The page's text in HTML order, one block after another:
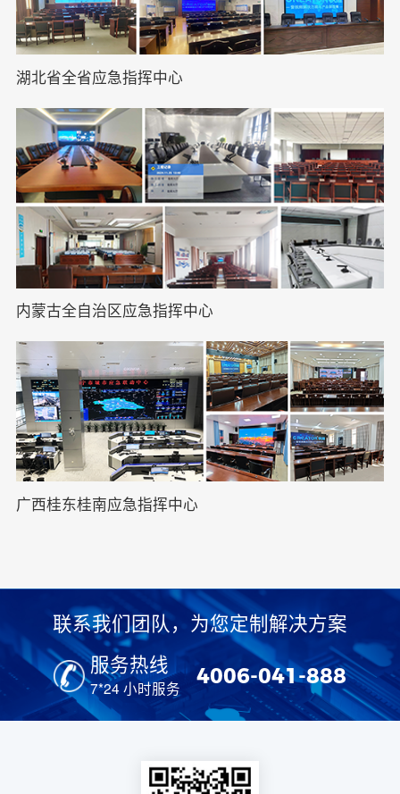
湖北省全省应急指挥中心
内蒙古全自治区应急指挥中心
广西桂东桂南应急指挥中心
联系我们团队，为您定制解决方案
服务热线
7*24 小时服务 4006-041-888